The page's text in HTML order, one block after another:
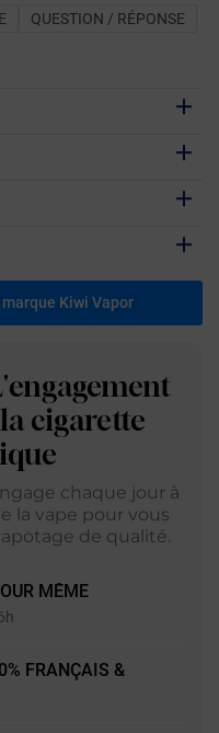
QUESTION / RÉPONSE
Kiwi Vapor
cigarette
chaque jour à
la vape pour vous
de qualité.
MÊME
FRANÇAIS &